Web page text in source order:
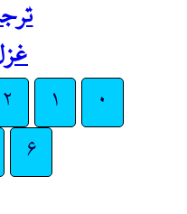
۰ ۱ ۲
۶